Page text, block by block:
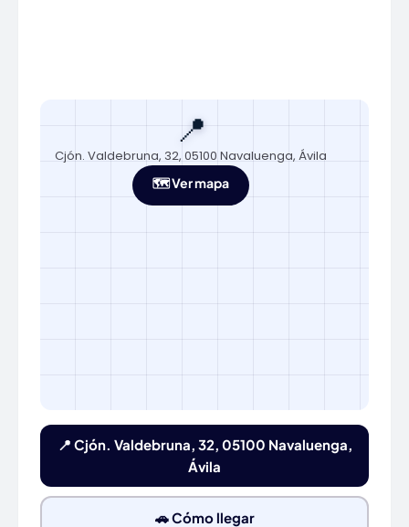
📍
Cjón. Valdebruna, 32, 05100 Navaluenga, Ávila
🗺️ Ver mapa
📍 Cjón. Valdebruna, 32, 05100 Navaluenga,
Ávila
🚗 Cómo llegar